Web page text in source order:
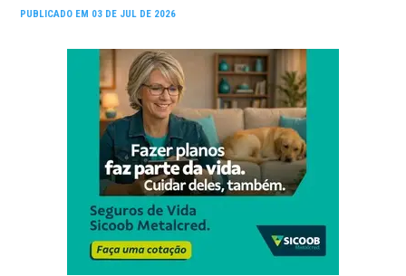
PUBLICADO EM 03 DE JUL DE 2026